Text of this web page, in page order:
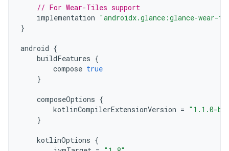
// For Wear-Tiles support
implementation "androidx.glance:glance-wear-
}
android {
buildFeatures {
compose true
}
composeOptions {
kotlinCompilerExtensionVersion = "1.1.0-
}
kotlinOptions {